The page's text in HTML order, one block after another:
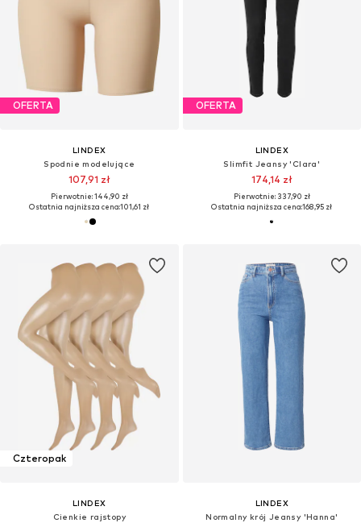
OFERTA
LINDEX
Spodnie modelujące
107,91 zł
Pierwotnie: 144,90 zł
Ostatnia najniższa cena:101,61 zł
OFERTA
LINDEX
Slimfit Jeansy 'Clara'
174,14 zł
Pierwotnie: 337,90 zł
Ostatnia najniższa cena:168,95 zł
Czteropak
LINDEX
Cienkie rajstopy
LINDEX
Normalny krój Jeansy 'Hanna'